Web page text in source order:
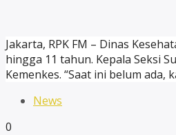
Jakarta, RPK FM – Dinas
hingga 11 tahun. Kepala Seksi
Kemenkes. “Saat ini belum
News
0